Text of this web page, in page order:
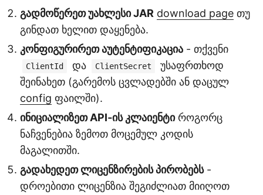
გადმოწერეთ უახლესი JAR download page თუ
გინდათ ხელით დაყენება.
კონფიგურირეთ აუტენტიფიკაცია - თქვენი
ClientId და ClientSecret
უსაფრთხოდ
შეინახეთ (გარემოს ცვლადებში ან დაცულ
config ფაილში).
ინიციალიზეთ API‑ის კლაიენტიროგორც
ნაჩვენებია ზემოთ მოცემულ კოდის
მაგალითში.
გადახედეთ ლიცენზირების პირობებს-
დროებითი ლიცენზია შეგიძლიათ მიიღოთ